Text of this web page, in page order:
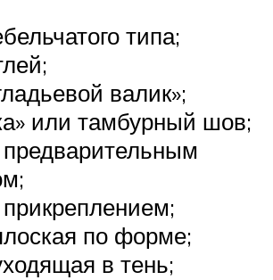
типа;
валик»;
или тамбурный шов;
по форме;
в тень;